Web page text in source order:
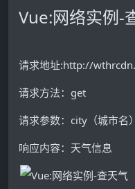
Vue:网络实例-
请求地址:http://
请求方法：get
请求参数：city（城市名）
响应内容：天气信息